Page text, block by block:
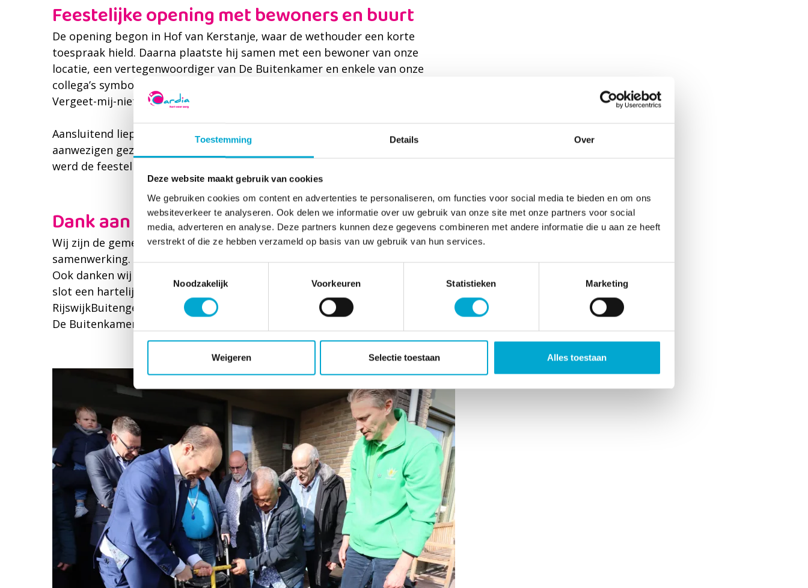
Toestemming Details Over
Deze website maakt gebruik van cookies
We gebruiken cookies om content en advertenties te personaliseren, om functies voor social media te bieden en om ons
websiteverkeer te analyseren. Ook delen we informatie over uw gebruik van onze site met onze partners voor social
media, adverteren en analyse. Deze partners kunnen deze gegevens combineren met andere informatie die u aan ze heeft
verstrekt of die ze hebben verzameld op basis van uw gebruik van hun services.
Noodzakelijk
Voorkeuren Statistieken Marketing
Weigeren Selectie toestaan Alles toestaan
Feestelijke opening met bewoners en buurt
De opening begon in Hof van Kerstanje, waar de wethouder een korte
toespraak hield. Daarna plaatste hij samen met een bewoner van onze
locatie, een vertegenwoordiger van De Buitenkamer en enkele van onze
collega’s symbolisch de laatste tegel van het pad. Daarmee werd het
Vergeet-mij-niet-pad officieel in gebruik genomen.
Aansluitend liepen bewoners, familieleden, wijkbewoners en andere
aanwezigen gezamenlijk over de nieuwe route richting De Buitenkamer. Daar
werd de feestelijke middag afgesloten met een hapje en een drankje.
Dank aan onze partners
Wij zijn de gemeente Rijswijk bijzonder dankbaar voor de fijne
samenwerking. Zonder hun bijdrage en inzet was dit pad er niet gekomen.
Ook danken wij het Vriendenfonds Cardia voor hun waardevolle bijdrage. Tot
slot een hartelijk dank aan de vrijwilligers van Stichting
RijswijkBuitengewoon voor de warme ontvangst van onze (wijk)bewoners in
De Buitenkamer.